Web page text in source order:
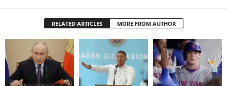
RELATED ARTICLES MORE FROM AUTHOR